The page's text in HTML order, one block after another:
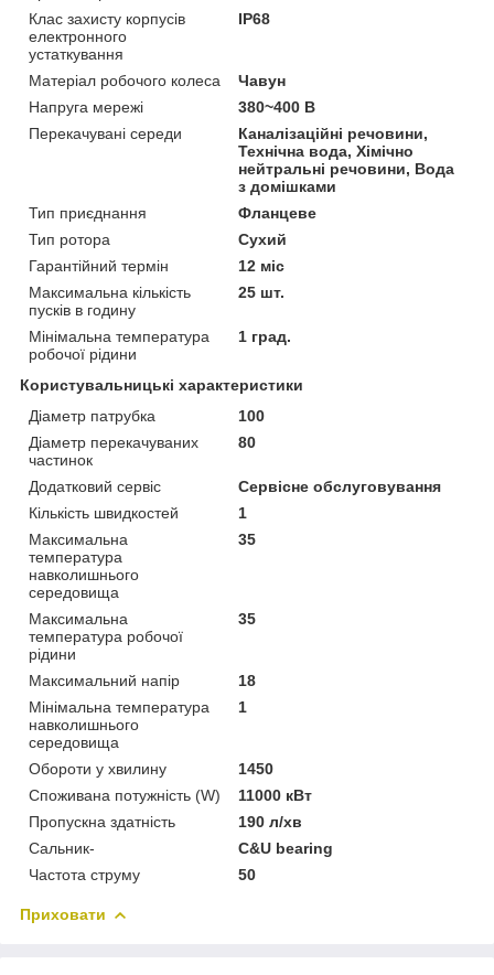
Клас захисту корпусів
електронного
устаткування
IP68
Матеріал робочого колеса
Чавун
Напруга мережі
380~400 В
Перекачувані середи
Каналізаційні речовини,
Технічна вода, Хімічно
нейтральні речовини, Вода
з домішками
Тип приєднання
Фланцеве
Тип ротора
Сухий
Гарантійний термін
12 міс
Максимальна кількість
пусків в годину
25 шт.
Мінімальна температура
робочої рідини
1 град.
Користувальницькі характеристики
Діаметр патрубка
100
Діаметр перекачуваних
частинок
80
Додатковий сервіс
Сервісне обслуговування
Кількість швидкостей
1
Максимальна
температура
навколишнього
середовища
35
Максимальна
температура робочої
рідини
35
Максимальний напір
18
Мінімальна температура
навколишнього
середовища
1
Обороти у хвилину
1450
Споживана потужність (W)
11000 кВт
Пропускна здатність
190 л/хв
Сальник-
C&U bearing
Частота струму
50
Приховати